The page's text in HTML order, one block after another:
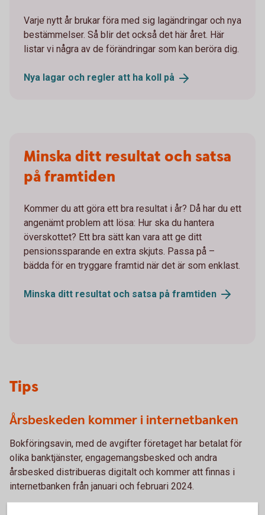
Varje nytt år brukar föra med sig lagändringar och nya
bestämmelser. Så blir det också det här året. Här
listar vi några av de förändringar som kan beröra dig.
Nya lagar och regler att ha koll på
Minska ditt resultat och satsa
på framtiden
Kommer du att göra ett bra resultat i år? Då har du ett
angenämt problem att lösa: Hur ska du hantera
överskottet? Ett bra sätt kan vara att ge ditt
pensionssparande en extra skjuts. Passa på –
bädda för en tryggare framtid när det är som enklast.
Minska ditt resultat och satsa på framtiden
Tips
Årsbeskeden kommer i internetbanken
Bokföringsavin, med de avgifter företaget har betalat för
olika banktjänster, engagemangsbesked och andra
årsbesked distribueras digitalt och kommer att finnas i
internetbanken från januari och februari 2024.